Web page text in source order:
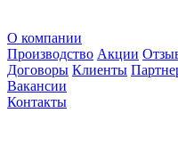
О компании
Производство Акции
Договоры Клиенты
Вакансии
Контакты